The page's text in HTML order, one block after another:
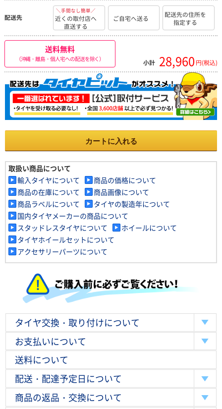
配送先
＼手間なし簡単／
近くの取付店へ
直送する
ご自宅へ送る
配送先の住所を
指定する
送料無料
（沖縄・離島・個人宅への配送を除く） 小計 28,960 円(税込)
カートに入れる
取扱い商品について
輸入タイヤについて
商品の価格について
商品の在庫について
商品画像について
商品ラベルについて
タイヤの製造年について
国内タイヤメーカーの商品について
スタッドレスタイヤについて
ホイールについて
タイヤホイールセットについて
アクセサリーパーツについて
タイヤ交換・取り付けについて
お支払いについて
送料について
配送・配達予定日について
商品の返品・交換について